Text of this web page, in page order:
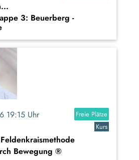
3: Beuerberg -
19:15 Uhr
Freie Plätze
Kurs
Bewegung ®